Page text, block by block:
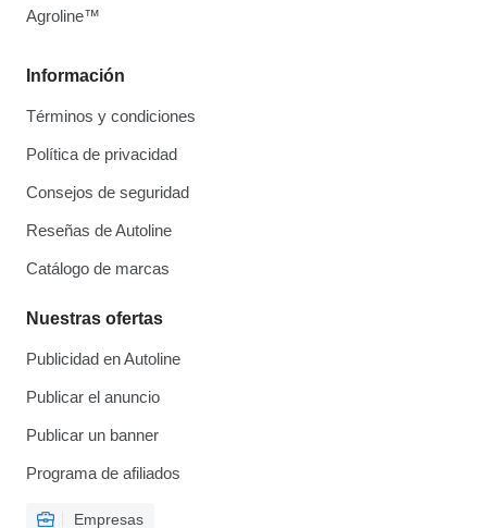
Información
Términos y condiciones
Política de privacidad
Consejos de seguridad
Reseñas de Autoline
Catálogo de marcas
Nuestras ofertas
Publicidad en Autoline
Publicar el anuncio
Publicar un banner
Programa de afiliados
Empresas
Agroline™